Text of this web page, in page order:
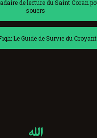
de lecture du Saint Coran
souers
Le Guide de Survie du Croyant